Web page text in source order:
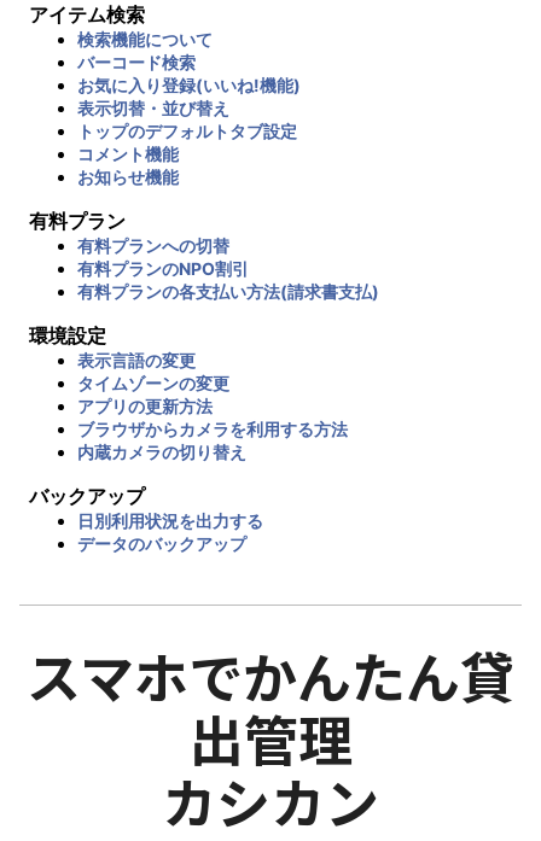
アイテム検索
検索機能について
バーコード検索
お気に入り登録(いいね!機能)
表示切替・並び替え
トップのデフォルトタブ設定
コメント機能
お知らせ機能
有料プラン
有料プランへの切替
有料プランのNPO割引
有料プランの各支払い方法(請求書支払)
環境設定
表示言語の変更
タイムゾーンの変更
アプリの更新方法
ブラウザからカメラを利用する方法
内蔵カメラの切り替え
バックアップ
日別利用状況を出力する
データのバックアップ
スマホでかんたん貸
出管理
カシカン